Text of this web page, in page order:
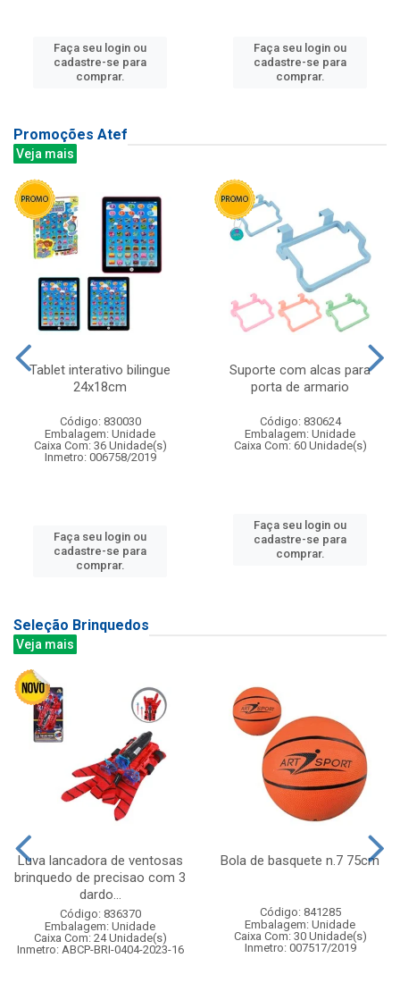
Faça seu login ou
cadastre-se para
comprar.
Faça seu login ou
cadastre-se para
comprar.
Promoções Atef
Veja mais
Tablet interativo bilingue
24x18cm
Código: 830030
Embalagem: Unidade
Caixa Com: 36 Unidade(s)
Inmetro: 006758/2019
Faça seu login ou
cadastre-se para
comprar.
Suporte com alcas para
porta de armario
Código: 830624
Embalagem: Unidade
Caixa Com: 60 Unidade(s)
Faça seu login ou
cadastre-se para
comprar.
Seleção Brinquedos
Veja mais
Luva lancadora de ventosas
brinquedo de precisao com 3
dardo...
Código: 836370
Embalagem: Unidade
Caixa Com: 24 Unidade(s)
Inmetro: ABCP-BRI-0404-2023-16
Bola de basquete n.7 75cm
Código: 841285
Embalagem: Unidade
Caixa Com: 30 Unidade(s)
Inmetro: 007517/2019